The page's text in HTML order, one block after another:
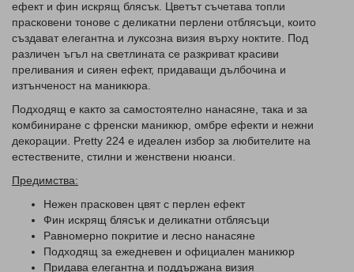
ефект и фин искрящ блясък. Цветът съчетава топли
прасковени тонове с деликатни перлени отблясъци, които
създават елегантна и луксозна визия върху ноктите. Под
различен ъгъл на светлината се разкриват красиви
преливания и сияен ефект, придаващи дълбочина и
изтънченост на маникюра.
Подходящ е както за самостоятелно нанасяне, така и за
комбиниране с френски маникюр, омбре ефекти и нежни
декорации. Pretty 224 е идеален избор за любителите на
естествените, стилни и женствени нюанси.
Предимства:
Нежен прасковен цвят с перлен ефект
Фин искрящ блясък и деликатни отблясъци
Равномерно покритие и лесно нанасяне
Подходящ за ежедневен и официален маникюр
Придава елегантна и поддържана визия